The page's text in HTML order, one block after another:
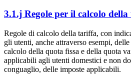
3.1.j Regole per il calcolo
Regole di calcolo della tariffa, con
gli utenti, anche attraverso esempi,
calcolo della quota fissa e della quota
applicabili agli utenti domestici e non
conguaglio, delle imposte applicabili.